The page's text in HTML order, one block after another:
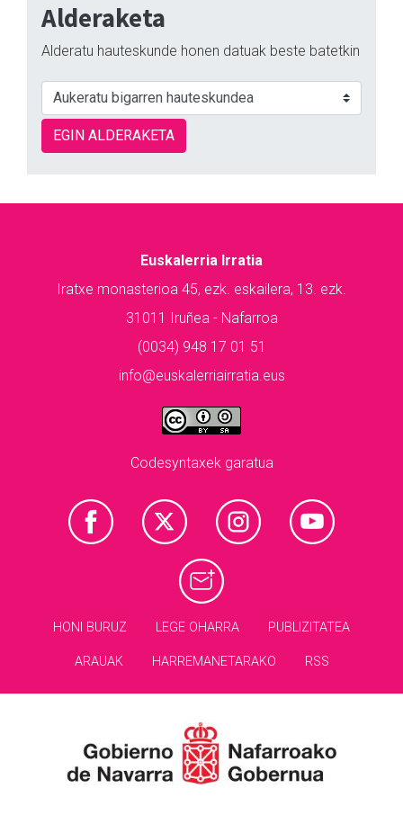
Alderaketa
Alderatu hauteskunde honen datuak beste batetkin
EGIN ALDERAKETA
Euskalerria Irratia
Iratxe monasterioa 45, ezk. eskailera, 13. ezk.
31011 Iruñea - Nafarroa
(0034) 948 17 01 51
info@euskalerriairratia.eus
Codesyntaxek garatua
HONI BURUZ LEGE OHARRA PUBLIZITATEA
ARAUAK HARREMANETARAKO RSS